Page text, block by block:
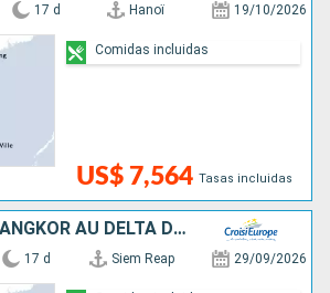
17 d Hanoï 19/10/2026
US$ 7,564 Tasas incluidas
Comidas incluidas
DES TEMPLES D'ANGKOR AU DELTA DU MÉKONG, LES VILLES IMPÉRIALES, HANOÏ ET LA BAIE D'ALONG
17 d Siem Reap 29/09/2026